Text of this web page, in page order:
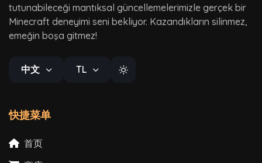
tutunabileceği mantıksal güncellemelerimizle gerçek bir
Minecraft deneyimi seni bekliyor. Kazandıkların silinmez,
emeğin boşa gitmez!
中文 TL
快捷菜单
首页